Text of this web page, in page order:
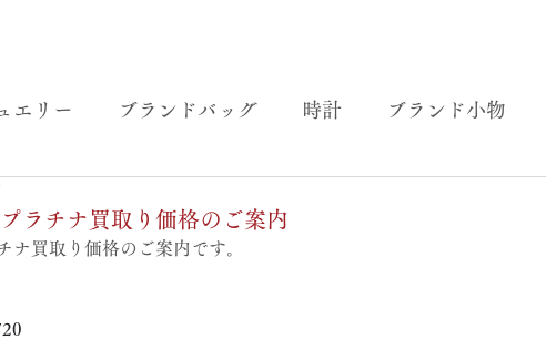
エリー ブランドバッグ 時計 ブランド小物
ラチナ買取り価格のご案内
ナ買取り価格のご案内です。